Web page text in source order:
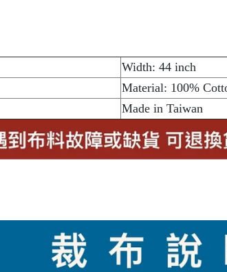
Width: 44 inch
Material: 100%
Made in Taiwan